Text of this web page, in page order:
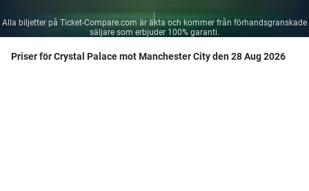
Alla biljetter på Ticket-Compare.com är äkta och kommer från förhandsgranskade
säljare som erbjuder 100% garanti.
Priser för Crystal Palace mot Manchester City den 28 Aug 2026